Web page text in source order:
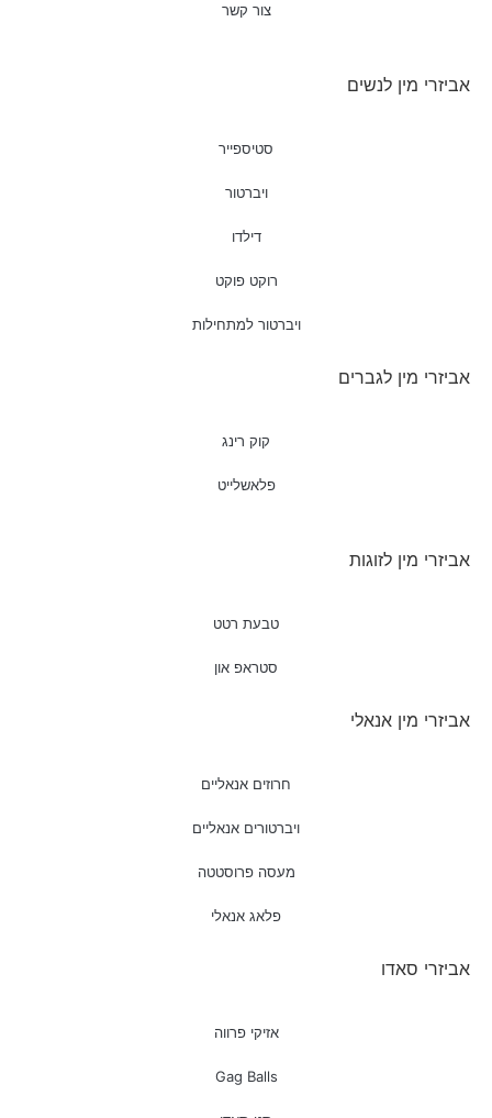
צור קשר
אביזרי מין לנשים
סטיספייר
ויברטור
דילדו
רוקט פוקט
ויברטור למתחילות
אביזרי מין לגברים
קוק רינג
פלאשלייט
אביזרי מין לזוגות
טבעת רטט
סטראפ און
אביזרי מין אנאלי
חרוזים אנאליים
ויברטורים אנאליים
מעסה פרוסטטה
פלאג אנאלי
אביזרי סאדו
אזיקי פרווה
Gag Balls